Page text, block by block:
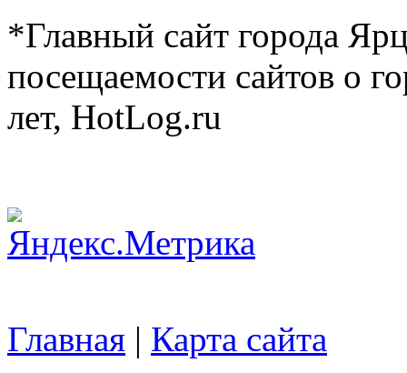
*Главный сайт города
посещаемости сайтов о
лет, HotLog.ru
Главная | Карта сайта